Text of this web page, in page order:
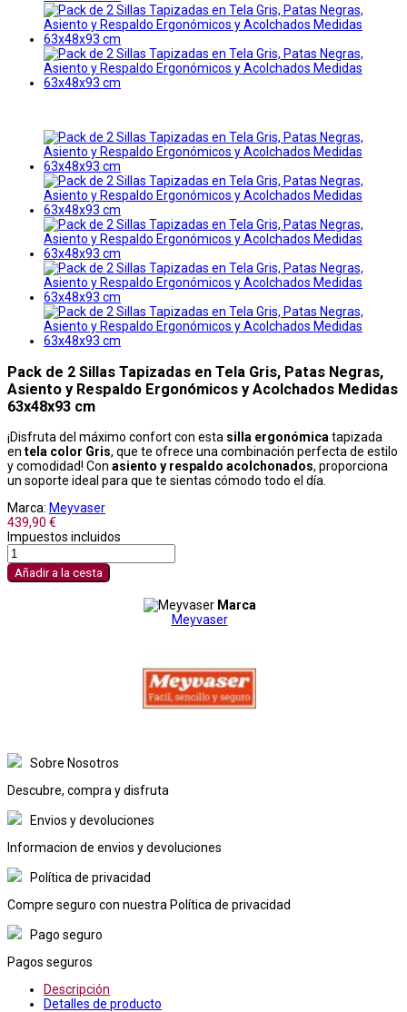
Pack de 2 Sillas Tapizadas en Tela Gris, Patas Negras,
Asiento y Respaldo Ergonómicos y Acolchados Medidas
63x48x93 cm
¡Disfruta del máximo confort con esta silla ergonómica tapizada
en tela color Gris, que te ofrece una combinación perfecta de estilo
y comodidad! Con asiento y respaldo acolchonados, proporciona
un soporte ideal para que te sientas cómodo todo el día.
Marca: Meyvaser
439,90 €
Impuestos incluidos
Añadir a la cesta
Marca
Meyvaser
Sobre Nosotros
Descubre, compra y disfruta
Envios y devoluciones
Informacion de envios y devoluciones
Política de privacidad
Compre seguro con nuestra Política de privacidad
Pago seguro
Pagos seguros
Descripción
Detalles de producto